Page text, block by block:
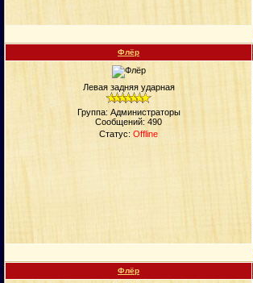
Флёp
Левая задняя ударная
Группа: Администраторы
Сообщений: 490
Статус: Offline
Флёp